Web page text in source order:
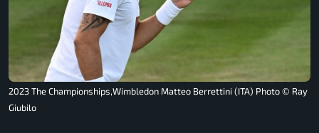
2023 The Championships,Wimbledon Matteo Berrettini (ITA) Photo © Ray
Giubilo